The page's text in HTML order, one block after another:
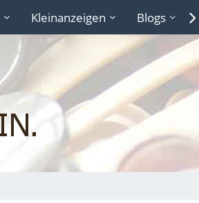
Kleinanzeigen Blogs